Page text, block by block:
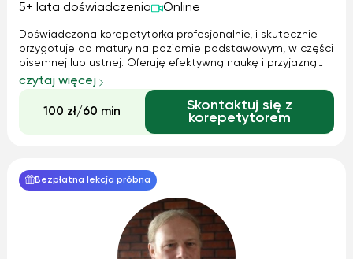
5+ lata doświadczenia Online
Doświadczona korepetytorka profesjonalnie, i skutecznie
przygotuje do matury na poziomie podstawowym, w części
pisemnej lub ustnej. Oferuję efektywną naukę i przyjazną
atmosferę zajęć – pomogę zrozumieć schematy
egzaminacyjne, pomogę odnaleźć klucz do rozwiązywania
arkuszy maturalnych i nauczę każde...
czytaj więcej
100 zł/60 min
Skontaktuj się z
korepetytorem
Bezpłatna lekcja próbna